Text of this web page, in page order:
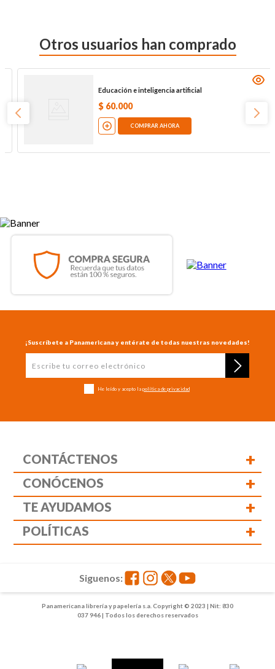
Otros usuarios han comprado
Educación e inteligencia artificial
$60.000
COMPRAR AHORA
¡Suscríbete a Panamericana y entérate de todas nuestras novedades!
He leído y acepto la política de privacidad
CONTÁCTENOS +
CONÓCENOS +
TE AYUDAMOS +
POLÍTICAS +
Panamericana librería y papelería s.a. Copyright © 2023 | Nit: 830
037 946 | Todos los derechos reservados
Siguenos: